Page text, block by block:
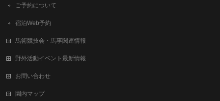
ご予約について
宿泊Web予約
馬術競技会・馬事関連情報
野外活動イベント最新情報
お問い合わせ
園内マップ